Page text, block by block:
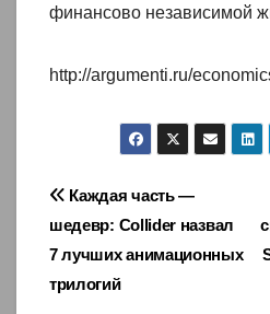
финансово независимой
http://argumenti.ru/
Навигация
по
записям
Каждая часть —
шедевр: Collider назвал
7 лучших анимационных
трилогий